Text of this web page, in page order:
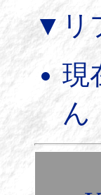
▼リ
現
ん